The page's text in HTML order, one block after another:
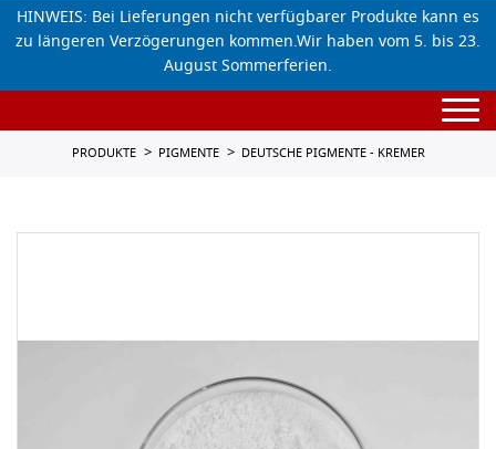
HINWEIS: Bei Lieferungen nicht verfügbarer Produkte kann es
zu längeren Verzögerungen kommen.Wir haben vom 5. bis 23.
August Sommerferien.
PRODUKTE PIGMENTE DEUTSCHE PIGMENTE - KREMER